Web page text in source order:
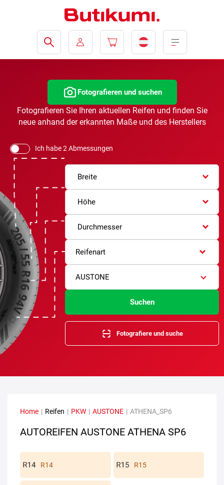
Fotografieren und suchen
Fotografieren Sie Ihren aktuellen Reifen und finden Sie
neue anhand der erkannten Maße und des Herstellers
Ich habe 2 Abmessungen
Breite
Höhe
Durchmesser
Reifenart
AUSTONE
Suchen
Fotografiere und suche
Home | Reifen | PKW | AUSTONE | ATHENA_SP6
AUTOREIFEN AUSTONE ATHENA SP6
R14 R15